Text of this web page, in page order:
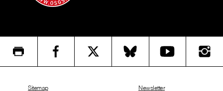
Sitemap Newsletter